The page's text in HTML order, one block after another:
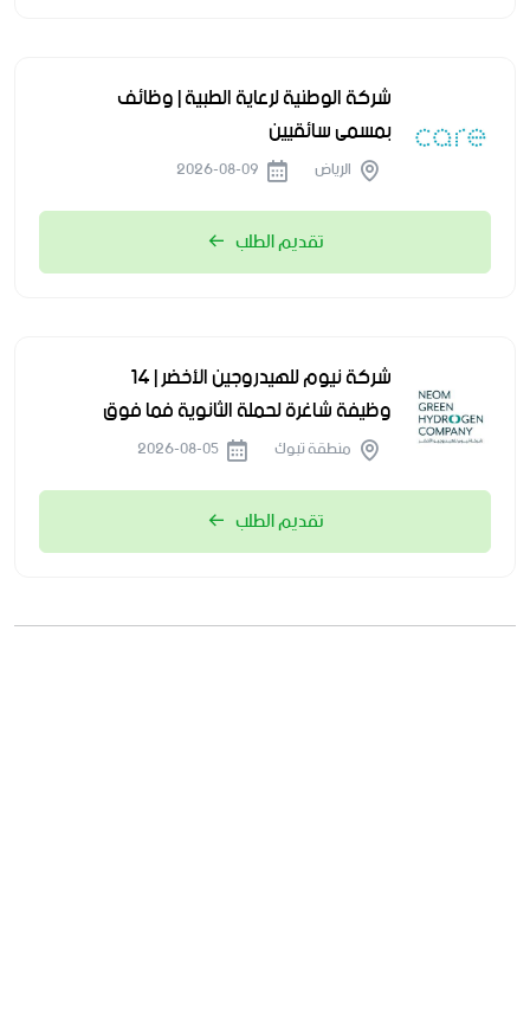
شركة الوطنية لرعاية الطبية | وظائف
بمسمى سائقيين
الرياض
تقديم الطلب
شركة نيوم للهيدروجين الأخضر | 14
وظيفة شاغرة لحملة الثانوية فما فوق
منطقة تبوك
تقديم الطلب